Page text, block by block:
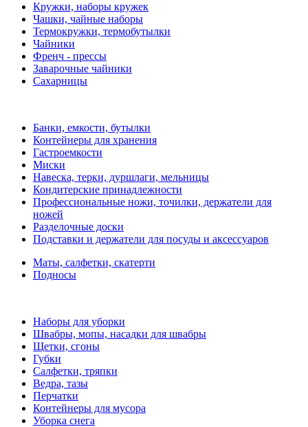
Кружки, наборы кружек
Чашки, чайные наборы
Термокружки, термобутылки
Чайники
Френч - прессы
Заварочные чайники
Сахарницы
Банки, емкости, бутылки
Контейнеры для хранения
Гастроемкости
Миски
Навеска, терки, дуршлаги, мельницы
Кондитерские принадлежности
Профессиональные ножи, точилки, держатели для
ножей
Разделочные доски
Подставки и держатели для посуды и аксессуаров
Маты, салфетки, скатерти
Подносы
Наборы для уборки
Швабры, мопы, насадки для швабры
Щетки, сгоны
Губки
Салфетки, тряпки
Ведра, тазы
Перчатки
Контейнеры для мусора
Уборка снега